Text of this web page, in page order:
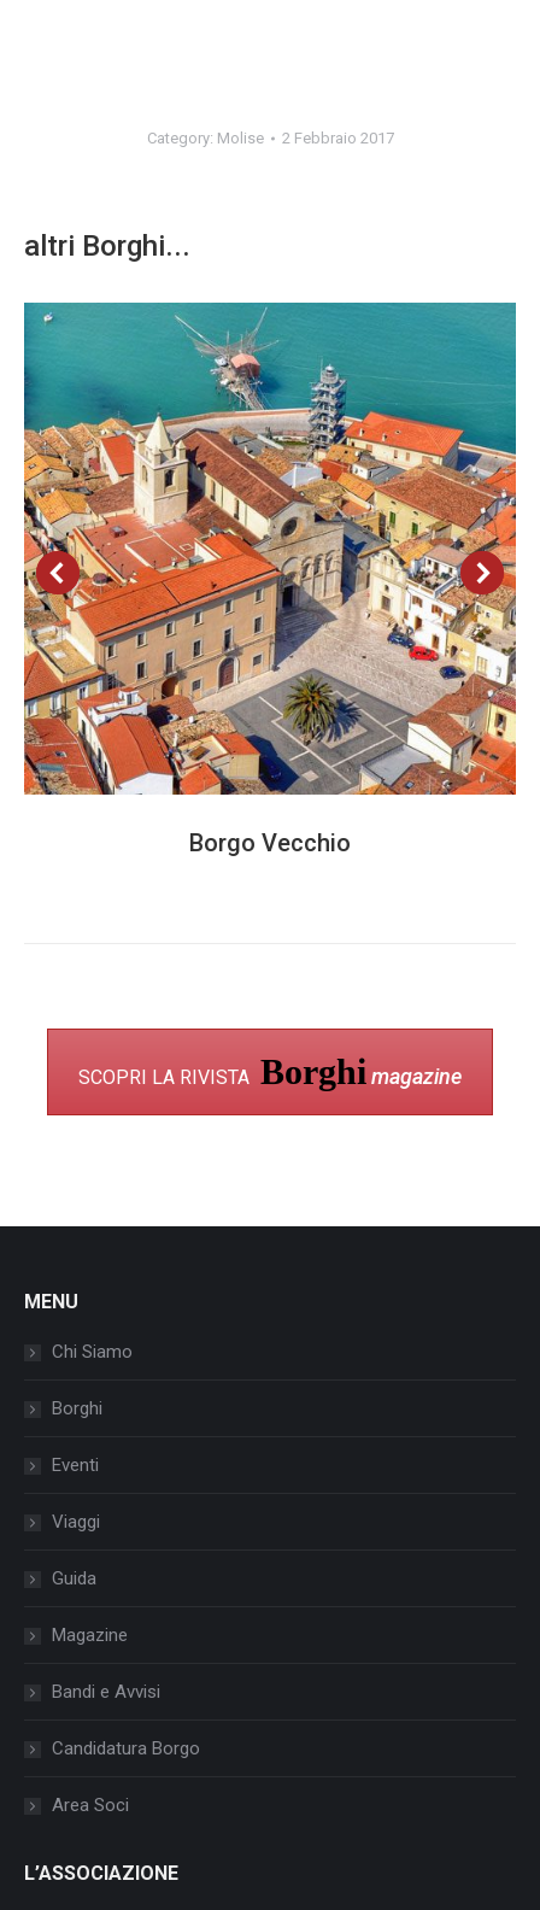
Category: Molise 2 Febbraio 2017
altri Borghi...
Borgo Vecchio
SCOPRI LA RIVISTA Borghi magazine
MENU
Chi Siamo
Borghi
Eventi
Viaggi
Guida
Magazine
Bandi e Avvisi
Candidatura Borgo
Area Soci
L’ASSOCIAZIONE